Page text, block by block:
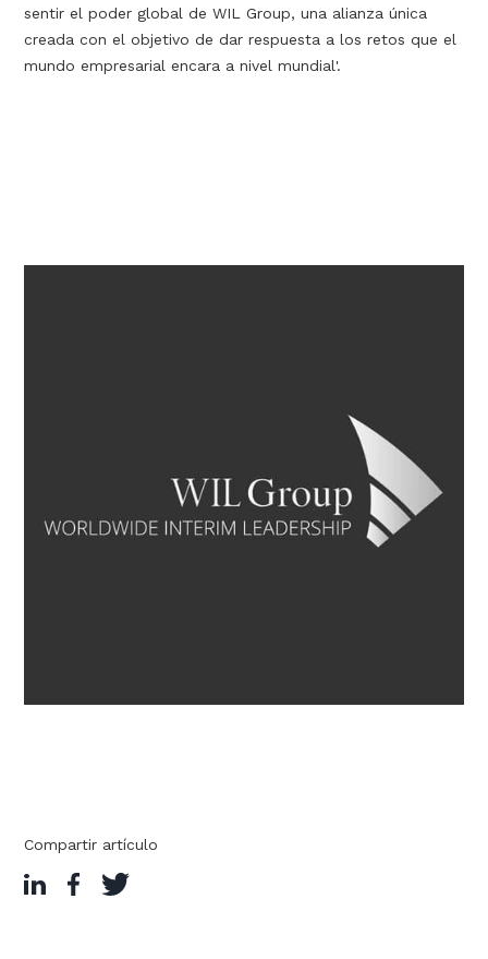
sentir el poder global de WIL Group, una alianza única
creada con el objetivo de dar respuesta a los retos que el
mundo empresarial encara a nivel mundial'.
Compartir artículo